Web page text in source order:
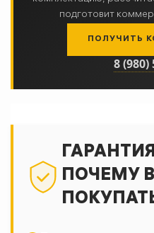
подготовит
ПОЛУЧИТЬ
8 (980)
ПОЧЕМУ